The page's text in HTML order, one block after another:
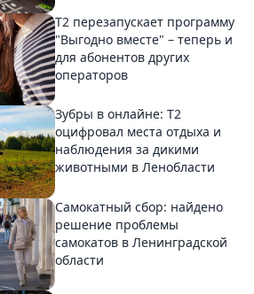
Т2 перезапускает программу
"Выгодно вместе" – теперь и
для абонентов других
операторов
Зубры в онлайне: Т2
оцифровал места отдыха и
наблюдения за дикими
животными в Ленобласти
Самокатный сбор: найдено
решение проблемы
самокатов в Ленинградской
области